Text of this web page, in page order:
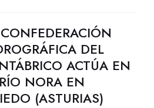
DEL
ACTÚA EN
NORA EN
(ASTURIAS)